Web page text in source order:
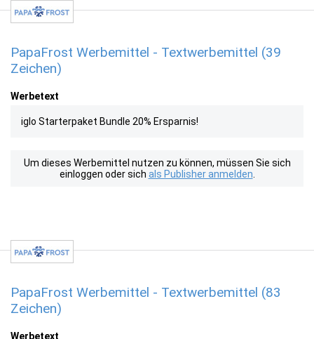
PapaFrost Werbemittel - Textwerbemittel (39
Zeichen)
Werbetext
iglo Starterpaket Bundle 20% Ersparnis!
Um dieses Werbemittel nutzen zu können, müssen Sie sich
einloggen oder sich als Publisher anmelden
PapaFrost Werbemittel - Textwerbemittel (83
Zeichen)
Werbetext